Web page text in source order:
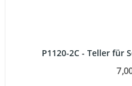
P1120-2C - Teller für